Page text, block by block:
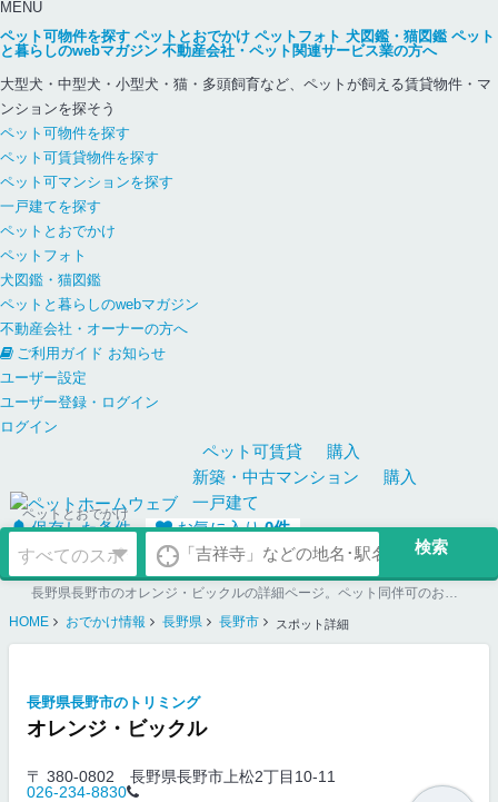
MENU
ペット可物件を探す ペットとおでかけ ペットフォト 犬図鑑・猫図鑑 ペット
と暮らしのwebマガジン 不動産会社・ペット関連サービス業の方へ
大型犬・中型犬・小型犬・猫・多頭飼育など、ペットが飼える賃貸物件・マ
ンションを探そう
ペット可物件を探す
ペット可賃貸物件を探す
ペット可マンションを探す
一戸建てを探す
ペットとおでかけ
ペットフォト
犬図鑑・猫図鑑
ペットと暮らしのwebマガジン
不動産会社・オーナーの方へ
ご利用ガイド お知らせ
ユーザー設定
ユーザー登録・ログイン
ログイン
ペット可賃貸
購入
新築・中古マンション
購入
一戸建て
保存した条件
お気に入り0件
ペットとおでかけ
長野県長野市のオレンジ・ビックルの詳細ページ。ペット同伴可のお店探しならペットホームウェブ。ペット可賃貸のお部屋探し、ペット可マンション購入のご検討時にもご利用ください。
HOME
おでかけ情報 長野県 長野市 スポット詳細
長野県長野市のトリミング
オレンジ・ビックル
〒 380-0802
長野県長野市上松2丁目10-11
026-234-8830